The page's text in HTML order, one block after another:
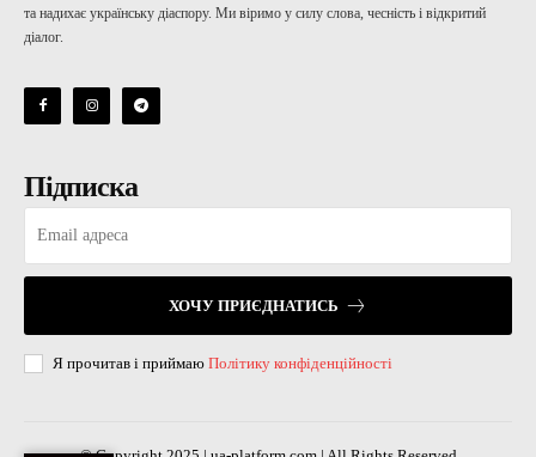
та надихає українську діаспору. Ми віримо у силу слова, чесність і відкритий
діалог.
Підписка
ХОЧУ ПРИЄДНАТИСЬ
Я прочитав і приймаю Політику конфіденційності